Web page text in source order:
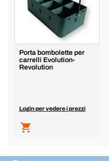
Porta bombolette per
carrelli Evolution-
Revolution
Login per vedere i prezzi